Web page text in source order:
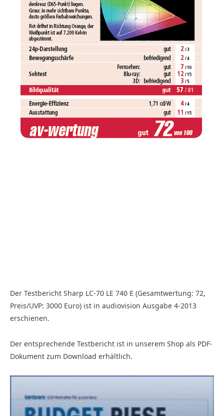
Der Testbericht Sharp LC-70 LE 740 E (Gesamtwertung: 72,
Preis/UVP: 3000 Euro) ist in audiovision Ausgabe 4-2013
erschienen.
Der entsprechende Testbericht ist in unserem Shop als PDF-
Dokument zum Download erhältlich.